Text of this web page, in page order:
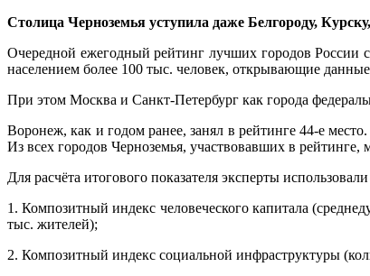
Столица Черноземья уступила даже Белгороду,
Очередной ежегодный рейтинг лучших городов России
населением более 100 тыс. человек, открывающие
При этом Москва и Санкт-Петербург как города
Воронеж, как и годом ранее, занял в рейтинге 44-е
Из всех городов Черноземья, участвовавших в
Для расчёта итогового показателя эксперты
1. Композитный индекс человеческого капитала
тыс. жителей);
2. Композитный индекс социальной инфраструктуры